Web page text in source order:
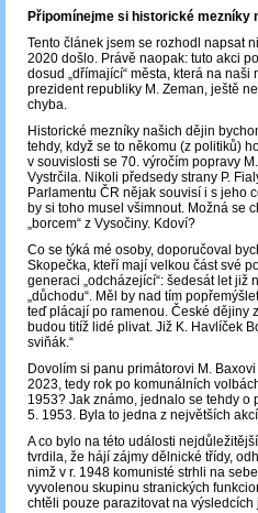
Připomínejme si historické mezníky
Tento článek jsem se rozhodl napsat
2020 došlo. Právě naopak: tuto akci
dosud „dřímající“ města, která na
prezident republiky M. Zeman, ještě
chyba.
Historické mezníky našich dějin
tehdy, když se to někomu (z politiků)
v souvislosti se 70. výročím popravy
Vystrčila. Nikoli předsedy strany P.
Parlamentu ČR nějak souvisí i s jeho
by si toho musel všimnout. Možná se
„borcem“ z Vysočiny. Kdoví?
Co se týká mé osoby, doporučoval
Skopečka, kteří mají velkou část své
generaci „odcházející“: šedesát let
„důchodu“. Měl by nad tím
teď plácají po ramenou. České dějiny
budou titíž lidé plivat. Již K. Havlíček
sviňák.“
Dovolím si panu primátorovi M.
2023, tedy rok po komunálních
1953? Jak známo, jednalo se tehdy o
5. 1953. Byla to jedna z největších
A co bylo na této události
tvrdila, že hájí zájmy dělnické třídy,
nimž v r. 1948 komunisté strhli na
vyvolenou skupinu stranických
chtěli pouze parazitovat na